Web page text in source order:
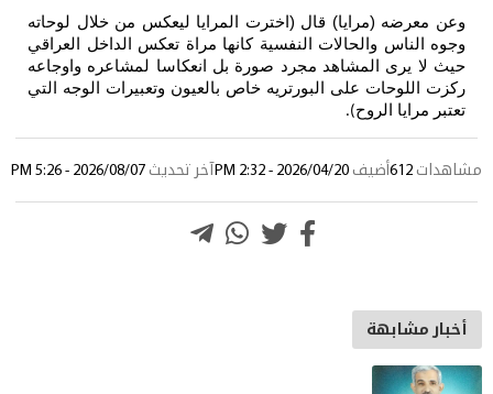
وعن معرضه (مرايا) قال (اخترت المرايا ليعكس من خلال لوحاته
وجوه الناس والحالات النفسية كانها مراة تعكس الداخل العراقي
حيث لا يرى المشاهد مجرد صورة بل انعكاسا لمشاعره واوجاعه
ركزت اللوحات على البورتريه خاص بالعيون وتعبيرات الوجه التي
تعتبر مرايا الروح).
مشاهدات 612أضيف 2026/04/20 - 2:32 PM آخر تحديث 2026/08/07 - 5:26 PM
أخبار مشابهة